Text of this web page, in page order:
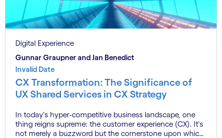
Digital Experience
Gunnar Graupner and Jan Benedict
Invalid Date
CX Transformation: The Significance of
UX Shared Services in CX Strategy
In today's hyper-competitive business landscape, one
thing reigns supreme: the customer experience (CX). It's
not merely a buzzword but the cornerstone upon which